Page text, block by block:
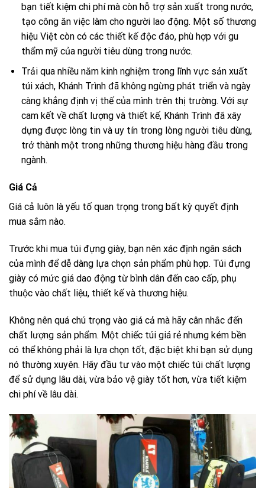
bạn tiết kiệm chi phí mà còn hỗ trợ sản xuất trong nước,
tạo công ăn việc làm cho người lao động. Một số thương
hiệu Việt còn có các thiết kế độc đáo, phù hợp với gu
thẩm mỹ của người tiêu dùng trong nước.
Trải qua nhiều năm kinh nghiệm trong lĩnh vực sản xuất
túi xách, Khánh Trình đã không ngừng phát triển và ngày
càng khẳng định vị thế của mình trên thị trường. Với sự
cam kết về chất lượng và thiết kế, Khánh Trình đã xây
dựng được lòng tin và uy tín trong lòng người tiêu dùng,
trở thành một trong những thương hiệu hàng đầu trong
ngành.
Giá Cả
Giá cả luôn là yếu tố quan trọng trong bất kỳ quyết định
mua sắm nào.
Trước khi mua túi đựng giày, bạn nên xác định ngân sách
của mình để dễ dàng lựa chọn sản phẩm phù hợp. Túi đựng
giày có mức giá dao động từ bình dân đến cao cấp, phụ
thuộc vào chất liệu, thiết kế và thương hiệu.
Không nên quá chú trọng vào giá cả mà hãy cân nhắc đến
chất lượng sản phẩm. Một chiếc túi giá rẻ nhưng kém bền
có thể không phải là lựa chọn tốt, đặc biệt khi bạn sử dụng
nó thường xuyên. Hãy đầu tư vào một chiếc túi chất lượng
để sử dụng lâu dài, vừa bảo vệ giày tốt hơn, vừa tiết kiệm
chi phí về lâu dài.